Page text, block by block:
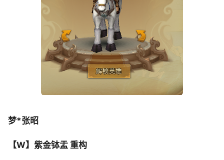
梦*张昭
【W】紫金钵盂 重构